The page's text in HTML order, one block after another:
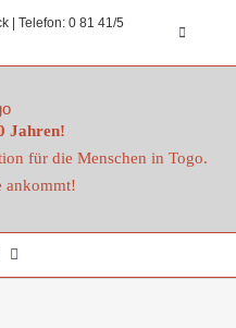
| Telefon: 0 81 41/5
Toggle
Kontakt
Jahren!
für die Menschen in Togo.
ankommt!